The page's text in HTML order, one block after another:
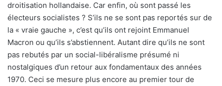
droitisation hollandaise. Car enfin, où sont passé les
électeurs socialistes ? S’ils ne se sont pas reportés sur de
la « vraie gauche », c’est qu’ils ont rejoint Emmanuel
Macron ou qu’ils s’abstiennent. Autant dire qu’ils ne sont
pas rebutés par un social-libéralisme présumé ni
nostalgiques d’un retour aux fondamentaux des années
1970. Ceci se mesure plus encore au premier tour de